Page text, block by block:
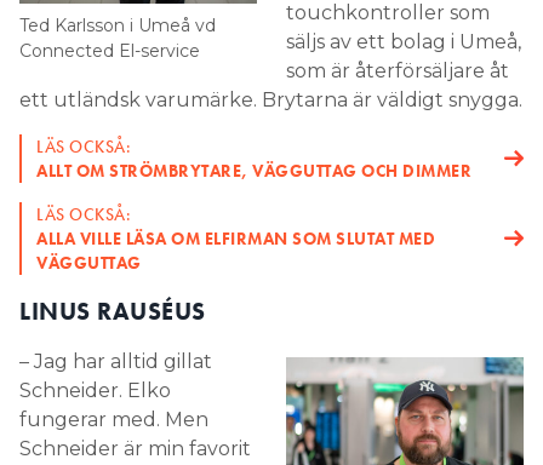
Ted Karlsson i Umeå vd
Connected El-service
touchkontroller som
säljs av ett bolag i Umeå,
som är återförsäljare åt
ett utländsk varumärke. Brytarna är väldigt snygga.
LÄS OCKSÅ:
ALLT OM STRÖMBRYTARE, VÄGGUTTAG OCH DIMMER
LÄS OCKSÅ:
ALLA VILLE LÄSA OM ELFIRMAN SOM SLUTAT MED
VÄGGUTTAG
LINUS RAUSÉUS
– Jag har alltid gillat
Schneider. Elko
fungerar med. Men
Schneider är min favorit